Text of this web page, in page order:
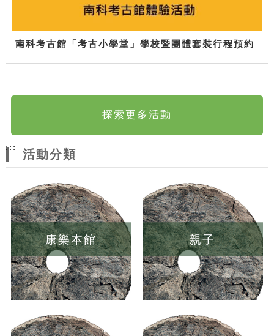
南科考古館「考古小學堂」學校暨團體套裝行程預約
探索更多活動
:::
活動分類
康樂本館 親子